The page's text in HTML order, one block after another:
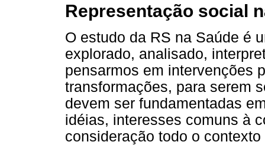
Representação social
O estudo da RS na Saúde é
explorado, analisado,
pensarmos em intervenções
transformações, para serem
devem ser fundamentadas
idéias, interesses comuns à
consideração todo o